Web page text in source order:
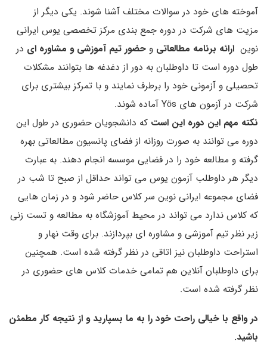
آموخته های خود در سوالات مختلف آشنا شوند. یکی دیگر از
مزیت های شرکت در دوره جمع بندی مرکز تخصصی یوس ایرانی
نوین ارائه برنامه مطالعاتی و حضور تیم آموزشی و مشاوره ای در
طول دوره است تا داوطلبان به دور از دغدغه ها بتوانند مشکلات
تحصیلی و آزمونی خود را برطرف نمایند و با تمرکز بیشتری برای
شرکت در آزمون های Yös آماده شوند.
نکته مهم این دوره این است که دانشجویان حضوری در طول این
دوره می توانند به صورت روزانه از فضای پانسیون مطالعاتی بهره
گرفته و مطالعه خود را در فضایی موسسه انجام دهند. به عبارت
دیگر هر داوطلب آزمون یوس می تواند حداقل از صبح تا شب در
فضای مجموعه ایرانی نوین سر کلاس حاضر شود و در زمان هایی
که کلاس ندارد می تواند در محیط آموزشگاه به مطالعه و تست زنی
زیر نظر تیم آموزشی و مشاوره ای بپردازند. برای وقت نهار و
استراحت داوطلبان نیز اتاقی در نظر گرفته شده است. همچنین
برای داوطلبان آنلاین هم تمامی خدمات کلاس های حضوری در
نظر گرفته شده است.
در واقع با خیالی راحت خود را به ما بسپارید و از نتیجه کار مطمئن
باشید.